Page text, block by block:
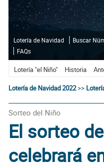
Lotería de Navidad Buscar
FAQs
Lotería "el Niño" Historia
Lotería de Navidad 2022>>
Sorteo del Niño
El sorteo
celebrará